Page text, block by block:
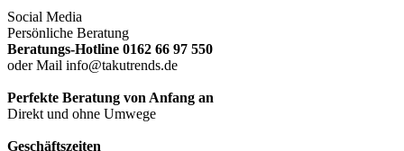
Social Media
Persönliche Beratung
Beratungs-Hotline 0162 66 97 550
oder Mail info@takutrends.de
Perfekte Beratung von Anfang an
Direkt und ohne Umwege
Geschäftszeiten